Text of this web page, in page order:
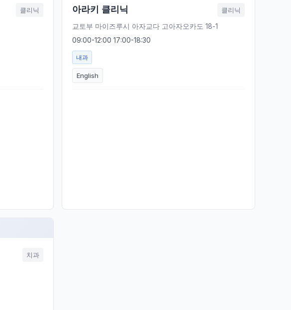
클리닉 아라키 클리닉 클리닉
교토부 마이즈루시 아자교다 고아자오카도 18-1
09:00-12:00 17:00-18:30
내과
English
치과